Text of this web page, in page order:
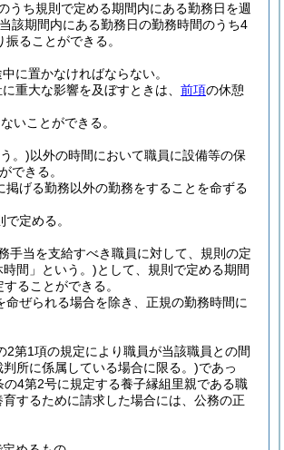
うち規則で定める期間内にある勤務日を週
該期間内にある勤務日の勤務時間のうち4
ることができる。
に置かなければならない。
重大な影響を及ぼすときは、 前項の休憩
いことができる。
。)以外の時間において職員に設備等の保
できる。
掲げる勤務以外の勤務をすることを命ずる
定める。
手当を支給すべき職員に対して、規則の定
間」という。)として、規則で定める期間
ることができる。
ぜられる場合を除き、正規の勤務時間に
2第1項の規定により職員が当該職員との間
所に係属している場合に限る。)であっ
4第2号に規定する養子縁組里親である職
育するために請求した場合には、公務の正